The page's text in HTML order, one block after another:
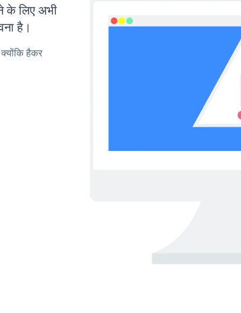
लिए अभी
है।
हैकर